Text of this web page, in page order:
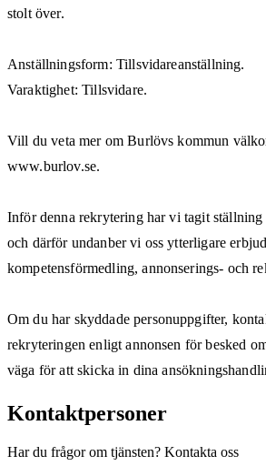
stolt över.
Anställningsform: Tillsvidareanställning.
Varaktighet: Tillsvidare.
Vill du veta mer om Burlövs kommun
www.burlov.se.
Inför denna rekrytering har vi tagit
och därför undanber vi oss ytterligare
kompetensförmedling, annonserings- och
Om du har skyddade personuppgifter,
rekryteringen enligt annonsen för besked
väga för att skicka in dina
Kontaktpersoner
Har du frågor om tjänsten? Kontakta oss